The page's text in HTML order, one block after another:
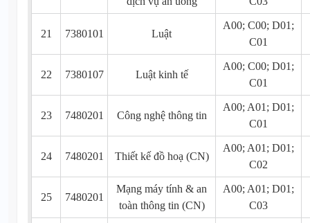
21 7380101 Luật
A00; C00; D01;
C01
22 7380107 Luật kinh tế
A00; C00; D01;
C01
23 7480201 Công nghệ thông tin
A00; A01; D01;
C01
24 7480201 Thiết kế đồ hoạ (CN)
A00; A01; D01;
C02
25 7480201
Mạng máy tính & an
toàn thông tin (CN)
A00; A01; D01;
C03